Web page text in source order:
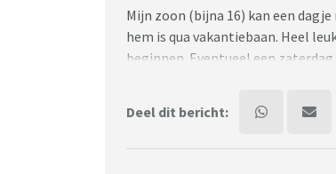
Mijn zoon (bijna 16) kan een
hem is qua vakantiebaan. Heel
beginnen. Eventueel een
vroeg me af of zoiets dan wel
zoiets ter sprake voordat je aan
Deel dit bericht: